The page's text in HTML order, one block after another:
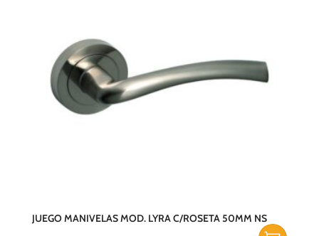
JUEGO MANIVELAS MOD. LYRA C/ROSETA 50MM NS